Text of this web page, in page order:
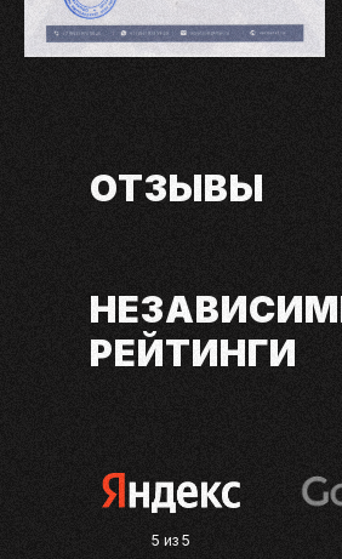
ОТЗЫВЫ
РЕЙТИНГИ
5 из 5